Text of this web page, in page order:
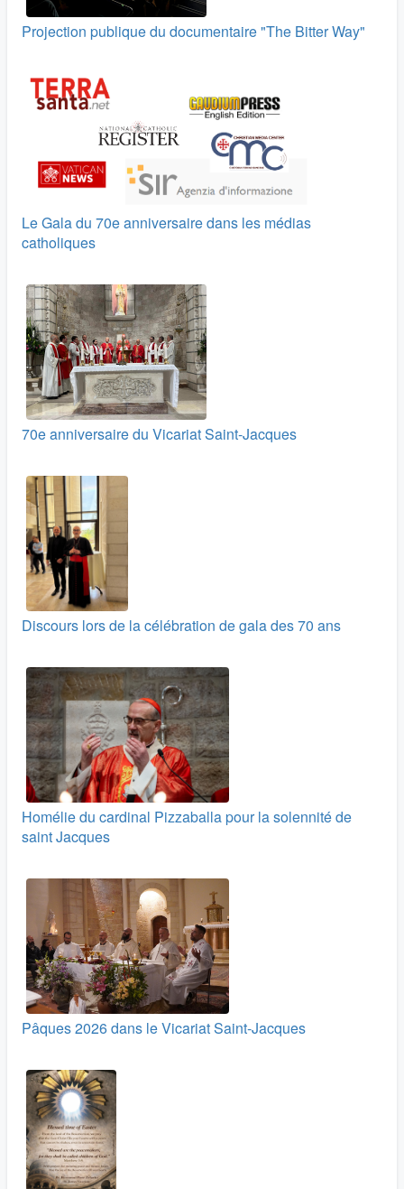
Projection publique du documentaire "The Bitter Way"
Le Gala du 70e anniversaire dans les médias
catholiques
70e anniversaire du Vicariat Saint-Jacques
Discours lors de la célébration de gala des 70 ans
Homélie du cardinal Pizzaballa pour la solennité de
saint Jacques
Pâques 2026 dans le Vicariat Saint-Jacques